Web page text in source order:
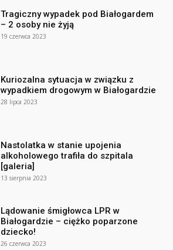
Tragiczny wypadek pod Białogardem
– 2 osoby nie żyją
19 czerwca 2023
Kuriozalna sytuacja w związku z
wypadkiem drogowym w Białogardzie
28 lipca 2023
Nastolatka w stanie upojenia
alkoholowego trafiła do szpitala
[galeria]
13 sierpnia 2023
Lądowanie śmigłowca LPR w
Białogardzie – ciężko poparzone
dziecko!
26 czerwca 2023